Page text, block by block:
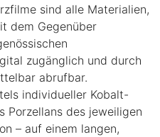
sind alle Materialien,
dem Gegenüber
zugänglich und durch
abrufbar.
individueller Kobalt-
Porzellans des jeweiligen
– auf einem langen,